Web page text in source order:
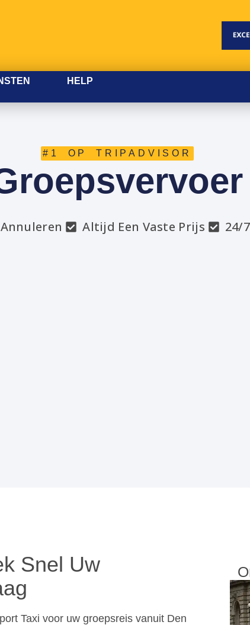
HELP
#1 OP TRIPADVISOR
Altijd Een Vaste Prijs 24/
Snel Uw
Taxi voor uw groepsreis vanuit Den